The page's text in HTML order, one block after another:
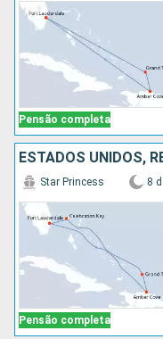
Pensão completa
Pensão completa
Star Princess 8 d